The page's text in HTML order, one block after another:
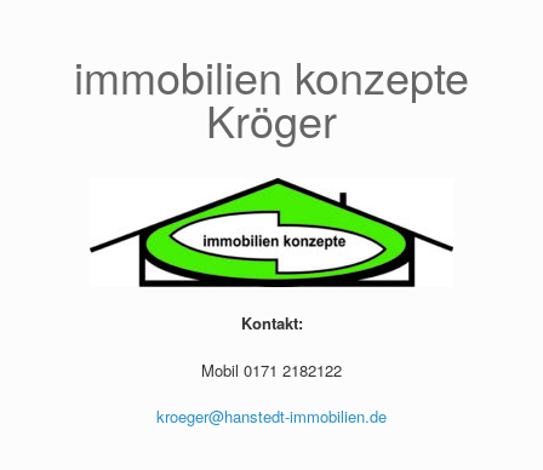
immobilien konzepte
Kröger
Kontakt:
Mobil 0171 2182122
kroeger@hanstedt-immobilien.de